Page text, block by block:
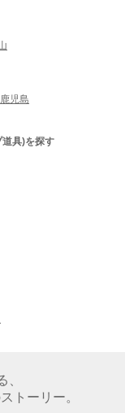
鹿児島
具)を探す
、
トーリー。